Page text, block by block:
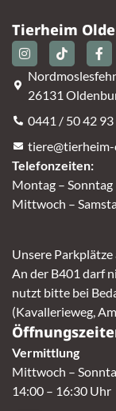
Tierheim
26131
0441 / 50 42 93
Telefonzeiten:
Montag –
Mittwoch –
Unsere Parkplätze
An der B401 darf
nutzt bitte bei
(Kavallerieweg,
Vermittlung
Mittwoch –
14:00 – 16:30 Uhr